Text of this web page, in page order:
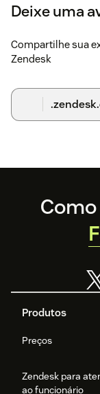
Deixe uma
Compartilhe sua
Zendesk
Footer
Produtos
Preços
Zendesk para
ao funcionário